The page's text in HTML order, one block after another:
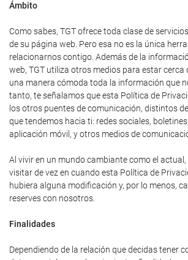
Ámbito
Como sabes, TGT ofrece toda clase de
de su página web. Pero esa no es la única
relacionarnos contigo. Además de la
web, TGT utiliza otros medios para estar cerca
una manera cómoda toda la información que
tanto, te señalamos que esta Política de
los otros puentes de comunicación, distintos
que tendemos hacia ti: redes sociales,
aplicación móvil, y otros medios de
Al vivir en un mundo cambiante como el
visitar de vez en cuando esta Política de
hubiera alguna modificación y, por lo menos,
reserves con nosotros.
Finalidades
Dependiendo de la relación que decidas tener